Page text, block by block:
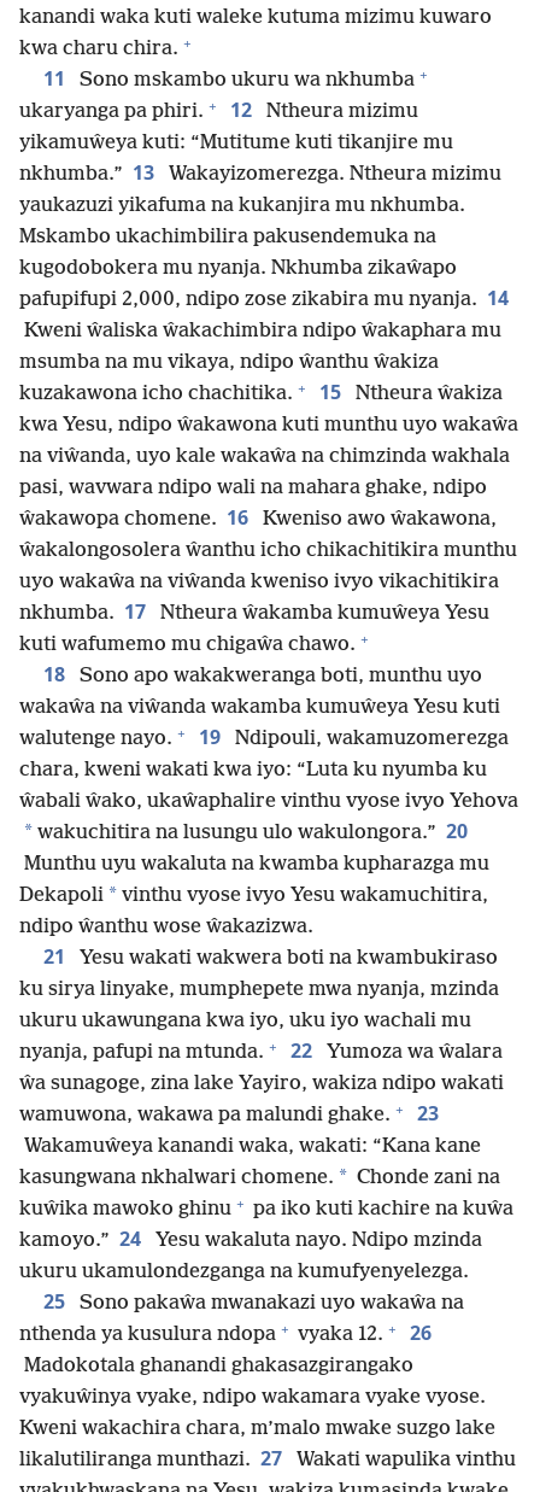
kanandi waka kuti waleke kutuma mizimu kuwaro
kwa charu chira. +
11 Sono mskambo ukuru wa nkhumba +
ukaryanga pa phiri. + 12
Ntheura mizimu
yikamuŵeya kuti: “Mutitume kuti tikanjire mu
nkhumba.” 13
Wakayizomerezga. Ntheura mizimu
yaukazuzi yikafuma na kukanjira mu nkhumba.
Mskambo ukachimbilira pakusendemuka na
kugodobokera mu nyanja. Nkhumba zikaŵapo
pafupifupi 2,000, ndipo zose zikabira mu nyanja. 14
Kweni ŵaliska ŵakachimbira ndipo ŵakaphara mu
msumba na mu vikaya, ndipo ŵanthu ŵakiza
kuzakawona icho chachitika. + 15
Ntheura ŵakiza
kwa Yesu, ndipo ŵakawona kuti munthu uyo wakaŵa
na viŵanda, uyo kale wakaŵa na chimzinda wakhala
pasi, wavwara ndipo wali na mahara ghake, ndipo
ŵakawopa chomene. 16
Kweniso awo ŵakawona,
ŵakalongosolera ŵanthu icho chikachitikira munthu
uyo wakaŵa na viŵanda kweniso ivyo vikachitikira
nkhumba. 17
Ntheura ŵakamba kumuŵeya Yesu
kuti wafumemo mu chigaŵa chawo. +
18
Sono apo wakakweranga boti, munthu uyo
wakaŵa na viŵanda wakamba kumuŵeya Yesu kuti
walutenge nayo. + 19
Ndipouli, wakamuzomerezga
chara, kweni wakati kwa iyo: “Luta ku nyumba ku
ŵabali ŵako, ukaŵaphalire vinthu vyose ivyo Yehova
* wakuchitira na lusungu ulo wakulongora.” 20
Munthu uyu wakaluta na kwamba kupharazga mu
Dekapoli * vinthu vyose ivyo Yesu wakamuchitira,
ndipo ŵanthu wose ŵakazizwa.
21
Yesu wakati wakwera boti na kwambukiraso
ku sirya linyake, mumphepete mwa nyanja, mzinda
ukuru ukawungana kwa iyo, uku iyo wachali mu
nyanja, pafupi na mtunda. + 22
Yumoza wa ŵalara
ŵa sunagoge, zina lake Yayiro, wakiza ndipo wakati
wamuwona, wakawa pa malundi ghake. + 23
Wakamuŵeya kanandi waka, wakati: “Kana kane
kasungwana nkhalwari chomene. * Chonde zani na
kuŵika mawoko ghinu + pa iko kuti kachire na kuŵa
kamoyo.” 24
Yesu wakaluta nayo. Ndipo mzinda
ukuru ukamulondezganga na kumufyenyelezga.
25
Sono pakaŵa mwanakazi uyo wakaŵa na
nthenda ya kusulura ndopa + vyaka 12. + 26
Madokotala ghanandi ghakasazgirangako
vyakuŵinya vyake, ndipo wakamara vyake vyose.
Kweni wakachira chara, m’malo mwake suzgo lake
likalutiliranga munthazi. 27
Wakati wapulika vinthu